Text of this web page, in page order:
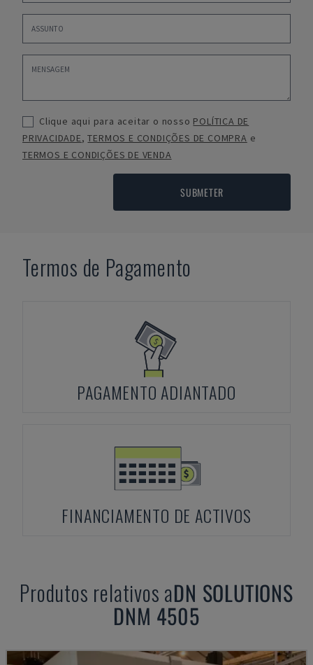
Clique aqui para aceitar o nosso POLÍTICA DE
PRIVACIDADE,TERMOS E CONDIÇÕES DE COMPRA e
TERMOS E CONDIÇÕES DE VENDA
SUBMETER
Termos de Pagamento
PAGAMENTO ADIANTADO
FINANCIAMENTO DE ACTIVOS
Produtos relativos aDN SOLUTIONS
DNM 4505